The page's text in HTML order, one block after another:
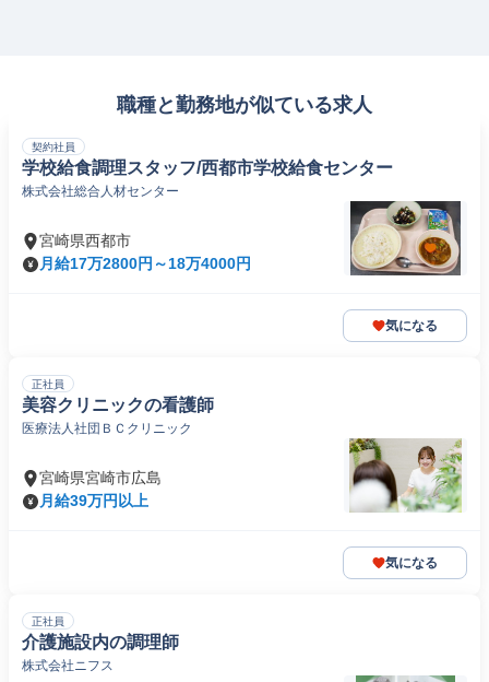
職種と勤務地が似ている求人
契約社員
学校給食調理スタッフ/西都市学校給食センター
株式会社総合人材センター
宮崎県西都市
月給17万2800円～18万4000円
気になる
正社員
美容クリニックの看護師
医療法人社団ＢＣクリニック
宮崎県宮崎市広島
月給39万円以上
気になる
正社員
介護施設内の調理師
株式会社ニフス